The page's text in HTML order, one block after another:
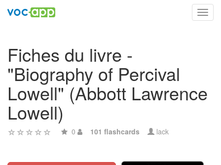
Fiches du livre -
"Biography of Percival
Lowell" (Abbott Lawrence
Lowell)
0 101 flashcards lack